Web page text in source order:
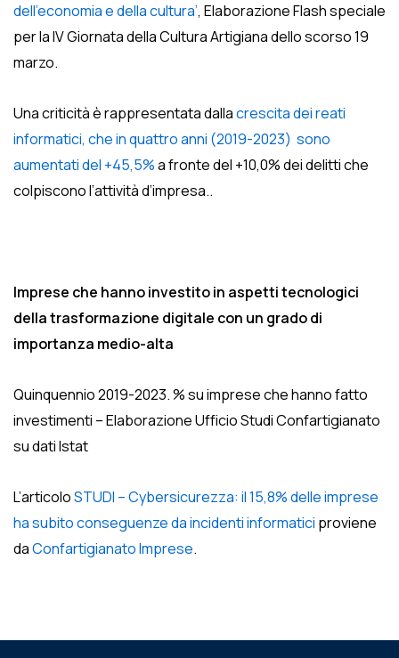
dell’economia e della cultura’, Elaborazione Flash speciale
per la IV Giornata della Cultura Artigiana dello scorso 19
marzo.
Una criticità è rappresentata dallacrescita dei reati
informatici, che in quattro anni (2019-2023) sono
aumentati del +45,5%a fronte del +10,0% dei delitti che
colpiscono l’attività d’impresa..
Imprese che hanno investito in aspetti tecnologici
della trasformazione digitale con un grado di
importanza medio-alta
Quinquennio 2019-2023. % su imprese che hanno fatto
investimenti – Elaborazione Ufficio Studi Confartigianato
su dati Istat
L’articoloSTUDI – Cybersicurezza: il 15,8% delle imprese
ha subito conseguenze da incidenti informatici proviene
daConfartigianato Imprese.